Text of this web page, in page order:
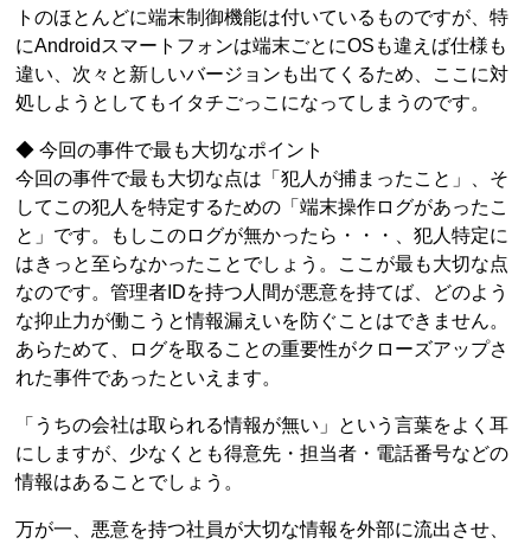
トのほとんどに端末制御機能は付いているものですが、特
にAndroidスマートフォンは端末ごとにOSも違えば仕様も
違い、次々と新しいバージョンも出てくるため、ここに対
処しようとしてもイタチごっこになってしまうのです。
◆ 今回の事件で最も大切なポイント
今回の事件で最も大切な点は「犯人が捕まったこと」、そ
してこの犯人を特定するための「端末操作ログがあったこ
と」です。もしこのログが無かったら・・・、犯人特定に
はきっと至らなかったことでしょう。ここが最も大切な点
なのです。管理者IDを持つ人間が悪意を持てば、どのよう
な抑止力が働こうと情報漏えいを防ぐことはできません。
あらためて、ログを取ることの重要性がクローズアップさ
れた事件であったといえます。
「うちの会社は取られる情報が無い」という言葉をよく耳
にしますが、少なくとも得意先・担当者・電話番号などの
情報はあることでしょう。
万が一、悪意を持つ社員が大切な情報を外部に流出させ、